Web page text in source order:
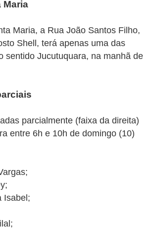
Maria
Maria, a Rua João Santos Filho,
Shell, terá apenas uma das
sentido Jucutuquara, na manhã de
parcialmente (faixa da direita)
entre 6h e 10h de domingo (10)
Isabel;